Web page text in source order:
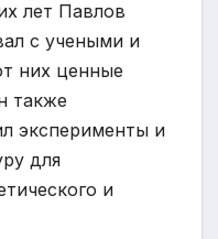
лет Павлов
с учеными и
них ценные
также
эксперименты и
для
и